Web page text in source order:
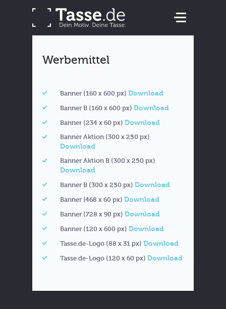
Werbemittel
Banner (160 x 600 px) Download
Banner B (160 x 600 px) Download
Banner (234 x 60 px) Download
Banner Aktion (300 x 250 px)
Download
Banner Aktion B (300 x 250 px)
Download
Banner B (300 x 250 px) Download
Banner (468 x 60 px) Download
Banner (728 x 90 px) Download
Banner (120 x 600 px) Download
Tasse.de-Logo (88 x 31 px) Download
Tasse.de-Logo (120 x 60 px) Download